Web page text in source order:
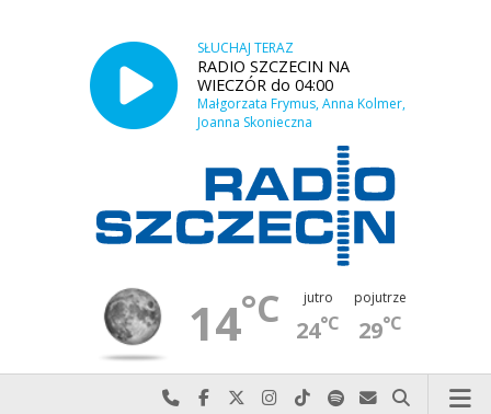
SŁUCHAJ TERAZ
RADIO SZCZECIN NA
WIECZÓR do 04:00
Małgorzata Frymus, Anna Kolmer,
Joanna Skonieczna
14°C jutro
24°C
pojutrze
29°C
Najlepiej po prostu do nas zadzwoń
Odwiedź nas na Facebook-u
Odwiedź nas na X
Odwiedź nas na Instagram-ie
Odwiedź nas na TikTok-u
Szukaj nas na Spotify
Wyślij do nas
Szukaj